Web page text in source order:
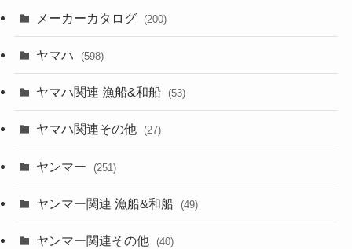
メーカーカタログ (200)
ヤマハ (598)
ヤマハ関連 漁船&和船 (53)
ヤマハ関連その他 (27)
ヤンマー (251)
ヤンマー関連 漁船&和船 (49)
ヤンマー関連その他 (40)